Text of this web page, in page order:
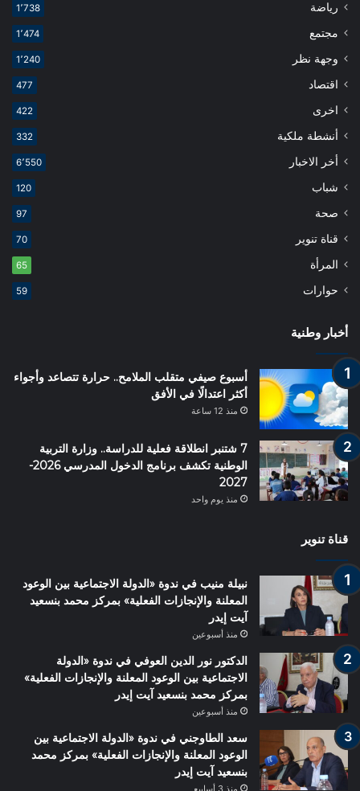
رياضة 1٬738
مجتمع 1٬474
وجهة نظر 1٬240
اقتصاد 477
اخرى 422
أنشطة ملكية 332
أخر الاخبار 6٬550
شباب 120
صحة 97
قناة تنوير 70
المرأة 65
حوارات 59
أخبار وطنية
أسبوع صيفي متقلب الملامح.. حرارة تتصاعد وأجواء
أكثر اعتدالًا في الأفق
منذ 12 ساعة
7 شتنبر انطلاقة فعلية للدراسة.. وزارة التربية
الوطنية تكشف برنامج الدخول المدرسي 2026-
2027
منذ يوم واحد
قناة تنوير
نبيلة منيب في ندوة «الدولة الاجتماعية بين الوعود
المعلنة والإنجازات الفعلية» بمركز محمد بنسعيد
آيت إيدر
منذ أسبوعين
الدكتور نور الدين العوفي في ندوة «الدولة
الاجتماعية بين الوعود المعلنة والإنجازات الفعلية»
بمركز محمد بنسعيد آيت إيدر
منذ أسبوعين
سعد الطاوجني في ندوة «الدولة الاجتماعية بين
الوعود المعلنة والإنجازات الفعلية» بمركز محمد
بنسعيد آيت إيدر